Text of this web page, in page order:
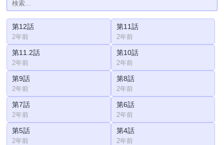
第12話
2年前
第11話
2年前
第11.2話
2年前
第10話
2年前
第9話
2年前
第8話
2年前
第7話
2年前
第6話
2年前
第5話
2年前
第4話
2年前